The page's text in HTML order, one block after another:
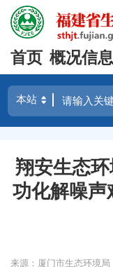
首页 概况信息
翔安生态
功化解噪声
来源：厦门市生态环境局